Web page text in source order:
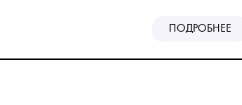
ПОДРОБНЕЕ